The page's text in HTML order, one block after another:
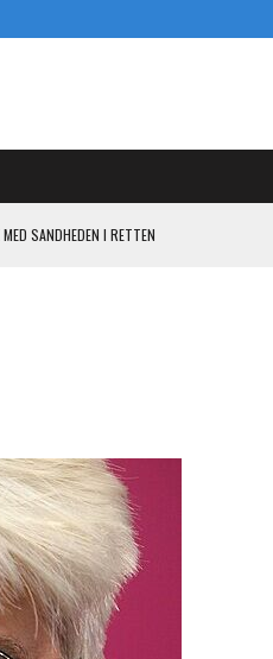
SANDHEDEN I RETTEN
KASI-EARN-OUT
I KAMPEN MOD PANDORA OM 800 MILLIONER